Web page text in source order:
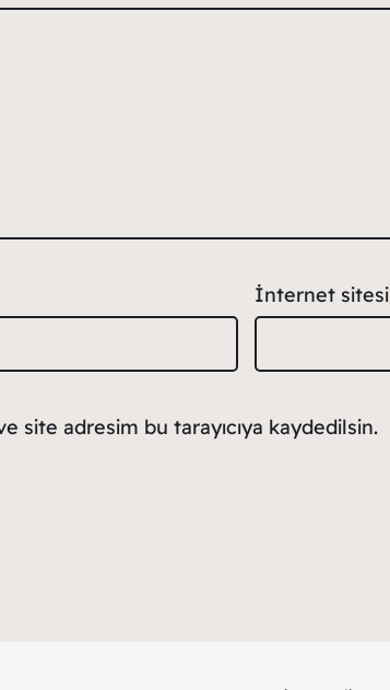
İnternet sitesi
site adresim bu tarayıcıya kaydedilsin.